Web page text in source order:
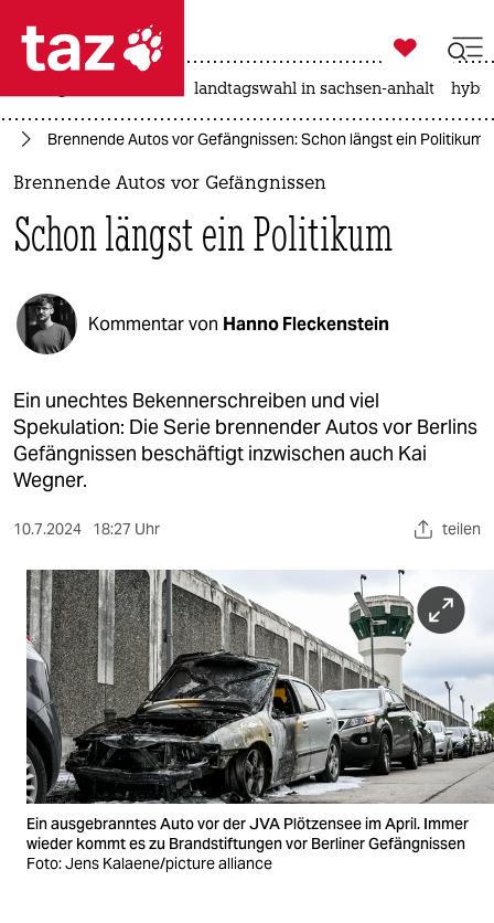
 taz zahl ich
taz zahl ich
politik
öko
gesellschaft
kultur
sport
berlin
wahrheit
verlag
verlag
veranstaltungen
shop
fragen & hilfe
unterstützen

taz zahl ich
landtagswahl in sachsen-anhalt
Brennende Autos vor Gefängnissen: Schon längst ein Politikum
Brennende Autos vor Gefängnissen
Schon längst ein Politikum
Kommentar von Hanno Fleckenstein
Ein unechtes Bekennerschreiben und viel
Spekulation: Die Serie brennender Autos vor Berlins
Gefängnissen beschäftigt inzwischen auch Kai
Wegner.
10.7.2024 18:27 Uhr teilen
Ein ausgebranntes Auto vor der JVA Plötzensee im April. Immer
wieder kommt es zu Brandstiftungen vor Berliner Gefängnissen
Foto: Jens Kalaene/picture alliance